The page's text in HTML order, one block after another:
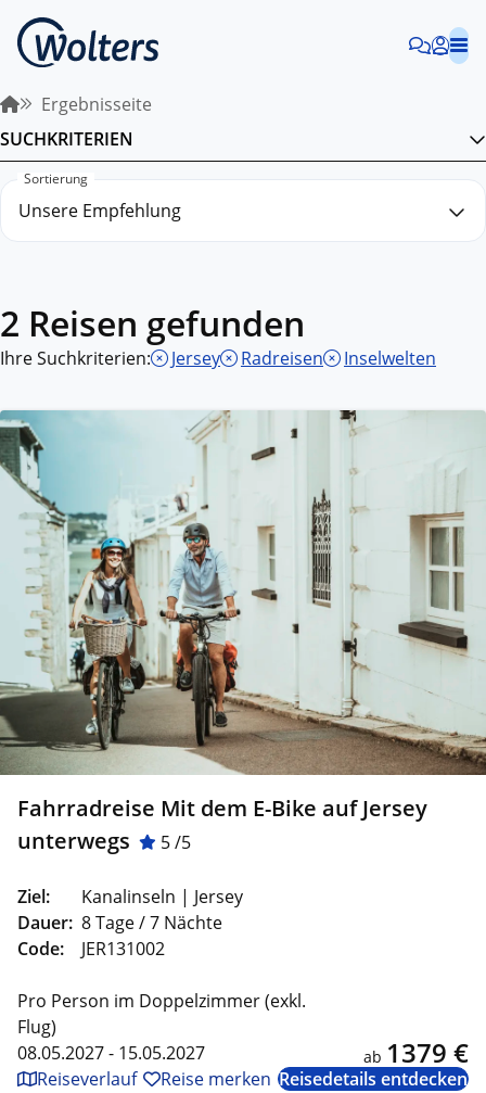
Ergebnisseite
SUCHKRITERIEN
Sortierung
2 Reisen gefunden
Ihre Suchkriterien: Jersey Radreisen Inselwelten
Fahrradreise Mit dem E-Bike auf Jersey
unterwegs
5 /5
Ziel:
Kanalinseln | Jersey
Dauer: 8 Tage / 7 Nächte
Code:
JER131002
Pro Person im Doppelzimmer (exkl.
Flug)
08.05.2027 - 15.05.2027
ab 1379 €
Reiseverlauf Reise merken Reisedetails entdecken